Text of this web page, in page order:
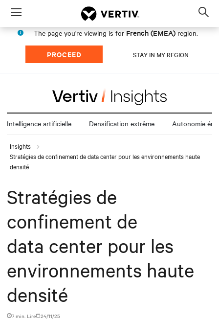
Menu
The page you're viewing is for French (EMEA) region.
PROCEED STAY IN MY REGION
Intelligence artificielle Densification extrême Autonomie
Insights
Stratégies de confinement de data center pour les environnements haute
densité
Stratégies de
confinement de
data center pour les
environnements haute
densité
7 min. Lire 24/11/25